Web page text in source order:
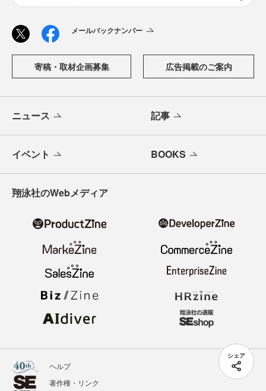
シェア
メールバックナンバー
寄稿・取材企画募集 広告掲載のご案内
ニュース 記事
イベント BOOKS
翔泳社のWebメディア
ヘルプ
著作権・リンク